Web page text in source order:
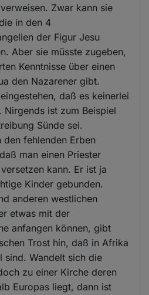
Zwar kann sie
in den 4
der Figur Jesu
Aber sie müsste zugeben,
Kenntnisse über einen
den Nazarener gibt.
daß es keinerlei
ist zum Beispiel
Sünde sei.
fehlenden Erben
man einen Priester
kann. Er ist ja
Kinder gebunden.
anderen westlichen
etwas mit der
anfangen können, gibt
Trost hin, daß in Afrika
sind. Wandelt sich die
zu einer Kirche deren
Europas liegt, dann ist